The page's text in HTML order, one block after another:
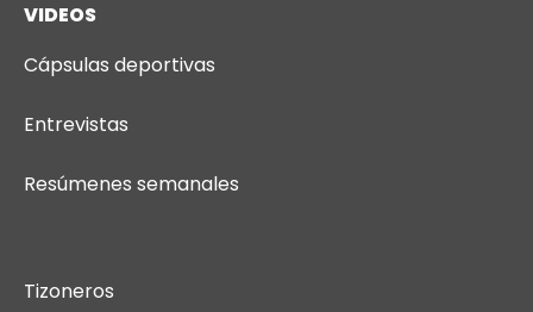
VIDEOS
Cápsulas deportivas
Entrevistas
Resúmenes semanales
Tizoneros